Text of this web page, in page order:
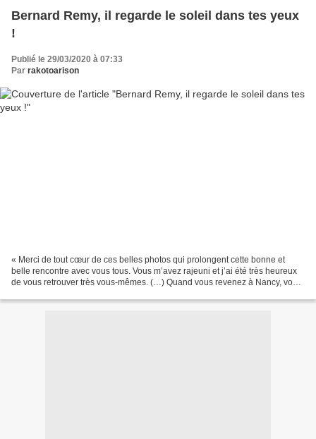
Bernard Remy, il regarde le soleil dans tes yeux
!
Publié le 29/03/2020 à 07:33
Par rakotoarison
« Merci de tout cœur de ces belles photos qui prolongent cette bonne et
belle rencontre avec vous tous. Vous m’avez rajeuni et j’ai été très heureux
de vous retrouver très vous-mêmes. (…) Quand vous revenez à Nancy, vous